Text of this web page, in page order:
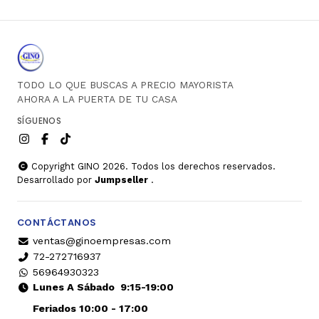
TODO LO QUE BUSCAS A PRECIO MAYORISTA
AHORA A LA PUERTA DE TU CASA
SÍGUENOS
Copyright GINO 2026. Todos los derechos reservados.
Desarrollado por Jumpseller .
CONTÁCTANOS
ventas@ginoempresas.com
72-272716937
56964930323
Lunes A Sábado9:15-19:00
Feriados 10:00 - 17:00